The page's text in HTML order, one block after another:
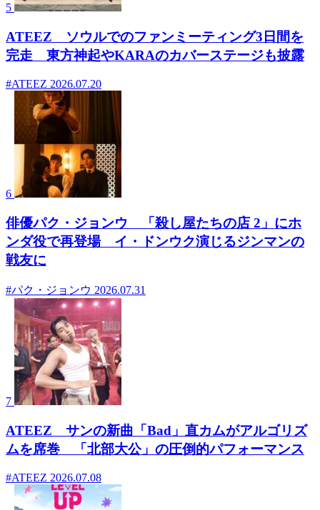
5
ATEEZ ソウルでのファンミーティング3日間を
完走 東方神起やKARAのカバーステージも披露
#ATEEZ 2026.07.20
6
俳優パク・ジョンウ 「殺し屋たちの店 2」にホ
ンダ役で再登場 イ・ドンウク演じるジンマンの
戦友に
#パク・ジョンウ 2026.07.31
7
ATEEZ サンの新曲「Bad」直カムがアルゴリズ
ムを席巻 「北部大公」の圧倒的パフォーマンス
#ATEEZ 2026.07.08